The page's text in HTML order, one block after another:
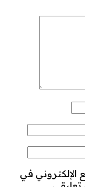
الإلكتروني في